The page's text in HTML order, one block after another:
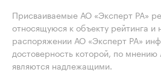
Присваиваемые АО «Эксперт РА»
относящуюся к объекту рейтинга и
распоряжении АО «Эксперт РА»
достоверность которой, по
являются надлежащими.